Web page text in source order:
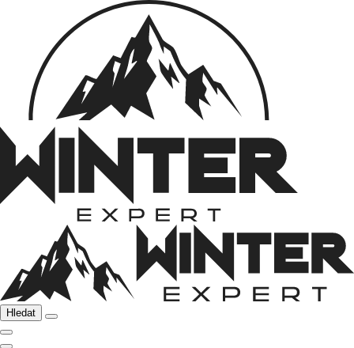
Hledat